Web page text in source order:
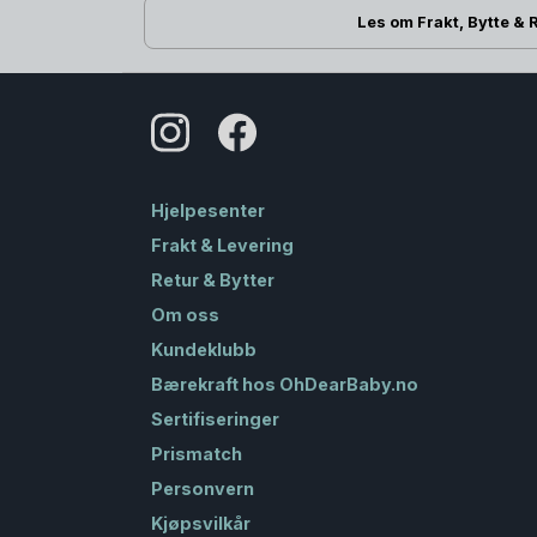
Les om Frakt, Bytte &
Hjelpesenter
Frakt & Levering
Retur & Bytter
Om oss
Kundeklubb
Bærekraft hos OhDearBaby.no
Sertifiseringer
Prismatch
Personvern
Kjøpsvilkår